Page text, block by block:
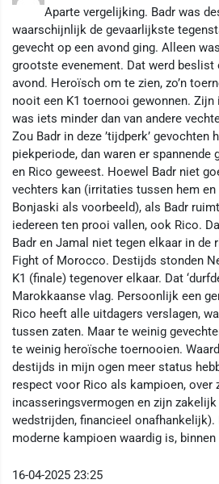
Aparte vergelijking. Badr was
waarschijnlijk de gevaarlijkste
gevecht op een avond ging. Alleen
grootste evenement. Dat werd beslist
avond. Heroïsch om te zien, zo’n
nooit een K1 toernooi gewonnen.
was iets minder dan van andere
Zou Badr in deze ’tijdperk’ gevochten
piekperiode, dan waren er spannende
en Rico geweest. Hoewel Badr niet
vechters kan (irritaties tussen hem en
Bonjaski als voorbeeld), als Badr
iedereen ten prooi vallen, ook Rico.
Badr en Jamal niet tegen elkaar in de
Fight of Morocco. Destijds stonden
K1 (finale) tegenover elkaar. Dat
Marokkaanse vlag. Persoonlijk een
Rico heeft alle uitdagers verslagen,
tussen zaten. Maar te weinig
te weinig heroïsche toernooien.
destijds in mijn ogen meer status
respect voor Rico als kampioen, over
incasseringsvermogen en zijn
wedstrijden, financieel onafhankelijk).
moderne kampioen waardig is,
16-04-2025 23:25